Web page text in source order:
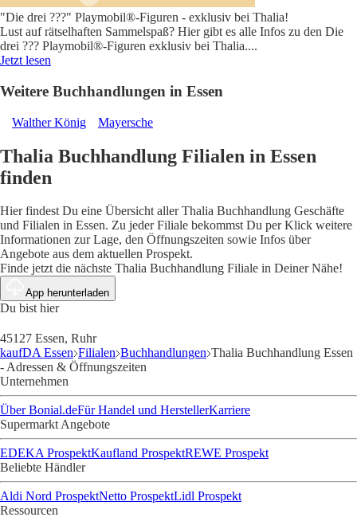
"Die drei ???" Playmobil®-Figuren - exklusiv bei Thalia!
Lust auf rätselhaften Sammelspaß? Hier gibt es alle Infos zu den Die
drei ??? Playmobil®-Figuren exklusiv bei Thalia....
Jetzt lesen
Weitere Buchhandlungen in Essen
Walther König Mayersche
Thalia Buchhandlung Filialen in Essen
finden
Hier findest Du eine Übersicht aller Thalia Buchhandlung Geschäfte
und Filialen in Essen. Zu jeder Filiale bekommst Du per Klick weitere
Informationen zur Lage, den Öffnungszeiten sowie Infos über
Angebote aus dem aktuellen Prospekt.
Finde jetzt die nächste Thalia Buchhandlung Filiale in Deiner Nähe!
App herunterladen
Du bist hier
45127 Essen, Ruhr
kaufDA Essen Filialen Buchhandlungen Thalia Buchhandlung Essen
- Adressen & Öffnungszeiten
Unternehmen
Über Bonial.deFür Handel und HerstellerKarriere
Supermarkt Angebote
EDEKA ProspektKaufland ProspektREWE Prospekt
Beliebte Händler
Aldi Nord ProspektNetto ProspektLidl Prospekt
Ressourcen